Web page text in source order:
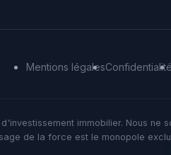
Mentions légalesConfidentialité
immobilier. Nous ne
de la force est le monopole